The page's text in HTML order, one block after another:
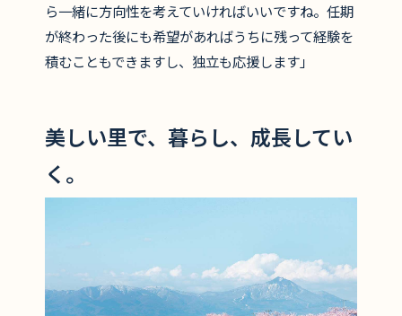
ら一緒に方向性を考えていければいいですね。任期
が終わった後にも希望があればうちに残って経験を
積むこともできますし、独立も応援します」
美しい里で、暮らし、成長してい
く。